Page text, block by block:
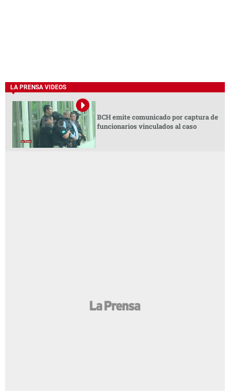
LA PRENSA VIDEOS
BCH emite comunicado por captura de
funcionarios vinculados al caso